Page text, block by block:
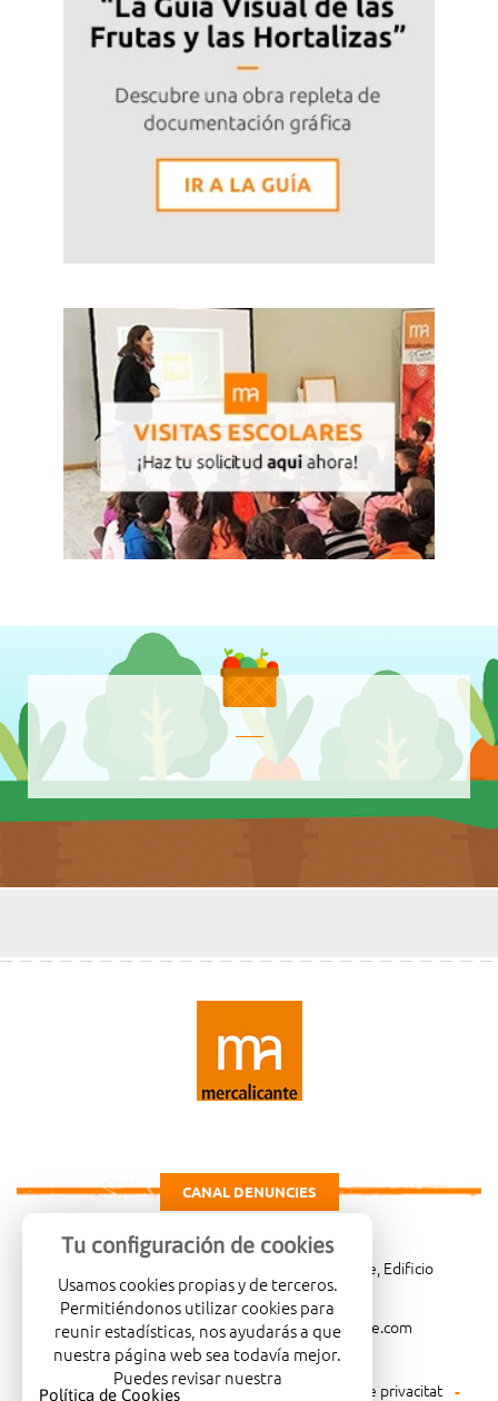
CANAL DENUNCIES
Carretera de Madrid Km. 4, 03007 Alicante, Edificio
Administrativo, planta 3ª
966081001
merca@mercalicante.com
Avís legal Política de cookies Política de privacitat
Tu configuración de cookies
Usamos cookies propias y de terceros.
Permitiéndonos utilizar cookies para
reunir estadísticas, nos ayudarás a que
nuestra página web sea todavía mejor.
Puedes revisar nuestra
Política de Cookies